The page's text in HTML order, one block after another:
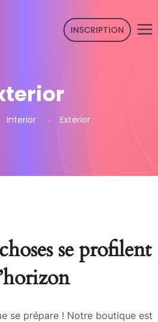
INSCRIPTION
Interior Exterior
se profilent
se prépare ! Notre boutique est